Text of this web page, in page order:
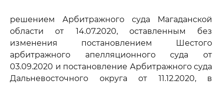
решением Арбитражного суда Магаданской
области от 14.07.2020, оставленным без
изменения постановлением Шестого
арбитражного апелляционного суда от
03.09.2020 и постановление Арбитражного суда
Дальневосточного округа от 11.12.2020, в